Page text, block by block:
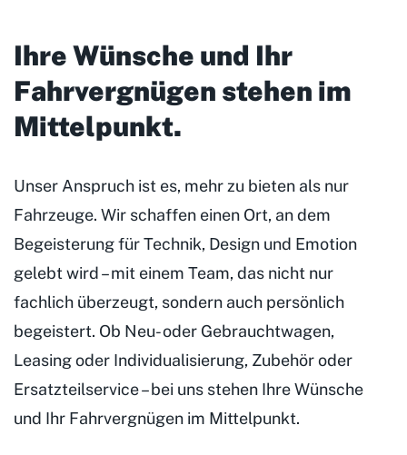
Ihre Wünsche und Ihr
Fahrvergnügen stehen im
Mittelpunkt.
Unser Anspruch ist es, mehr zu bieten als nur
Fahrzeuge. Wir schaffen einen Ort, an dem
Begeisterung für Technik, Design und Emotion
gelebt wird – mit einem Team, das nicht nur
fachlich überzeugt, sondern auch persönlich
begeistert. Ob Neu- oder Gebrauchtwagen,
Leasing oder Individualisierung, Zubehör oder
Ersatzteilservice – bei uns stehen Ihre Wünsche
und Ihr Fahrvergnügen im Mittelpunkt.